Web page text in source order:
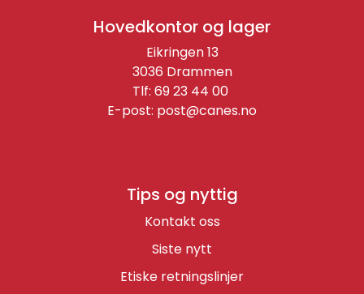
Tips og nyttig
Kontakt oss
Siste nytt
Etiske retningslinjer
Hovedkontor og lager
Eikringen 13
3036 Drammen
Tlf: 69 23 44 00
E-post: post@canes.no